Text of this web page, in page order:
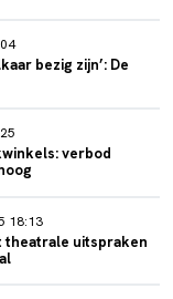
bezig zijn’: De
verbod
18:13
uitspraken